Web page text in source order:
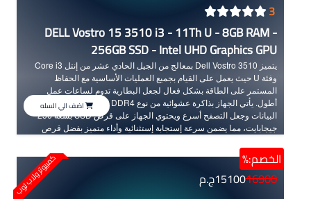
3
DELL Vostro 15 3510 i3 - 11Th U - 8GB RAM -
256GB SSD - Intel UHD Graphics GPU
يتميز Dell Vostro 3510 بمعالج من الجيل الحادي عشر من إنتل Core i3
وفئة U حيث يعمل على القيام بجميع العمليات الأساسية مع الحفاظ
المستمر على الطاقة بشكل فعال لجعل البطارية تدوم لساعات عمل
أطول. يأتي الجهاز بذاكرة عشوائية من نوع DDR4 الحديثة لتعزيز سرعة نقل
البيانات وجعل التصفح أسرع ويحتوي الجهاز على قرص SSD بسعة 256
جيجابايت، مما يضمن سرعة إستجابة إستثنائية وأداء متميز بفضل قرص
بمقاس شاشة 15.6 بوصة التي توفر مشاهدة رائعة وواضحة كما يأتي الجهاز
بهيكل أنيق وجذاب مع سُمكه الصغير الذي يجعله خفيفا في الوزن ومريحا
للحمل في أي مكان. يقدم Dell Vostro 3510 مزيجا مثاليا من الأداء الفعال
والسرعة مما يجعله ممتازاً للإستخدام اليومي.
اضف الي السله
كمبيوتر ولاب توب الخصم:%
16900
15100ج.م